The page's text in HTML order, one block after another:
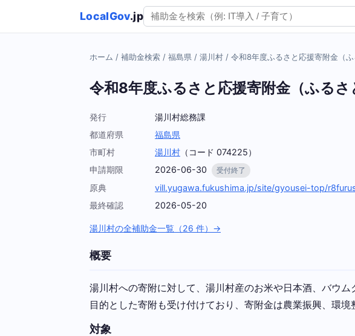
LocalGov.jp
ホーム / 補助金検索 / 福島県 / 湯川村 / 令和8年度ふるさと応援寄附金（ふ
令和8年度ふるさと応援寄附金（ふるさ
発行
湯川村総務課
都道府県
福島県
市町村
湯川村 （コード 074225）
申請期限
2026-06-30 受付終了
原典
vill.yugawa.fukushima.jp/site/gyousei-top/
最終確認
2026-05-20
湯川村の全補助金一覧（26 件）→
概要
湯川村への寄附に対して、湯川村産のお米や日本酒、バウ
目的とした寄附も受け付けており、寄附金は農業振興、環境
対象